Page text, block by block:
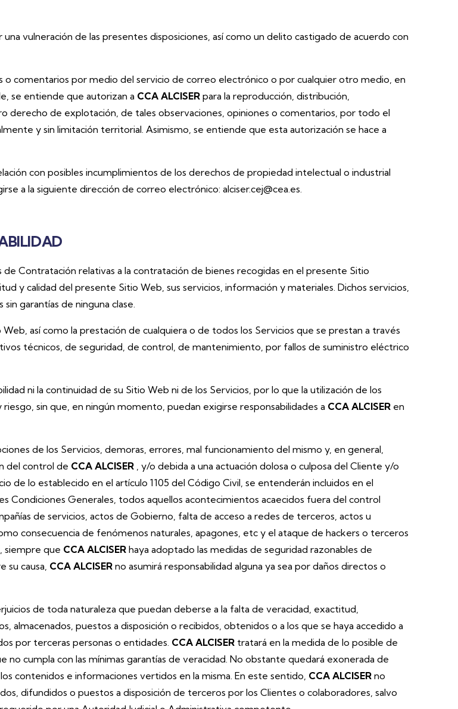
vulneración de las presentes disposiciones, así como un delito castigado de acuerdo con
o comentarios por medio del servicio de correo electrónico o por cualquier otro medio, en
se entiende que autorizan a CCA ALCISER para la reproducción, distribución,
derecho de explotación, de tales observaciones, opiniones o comentarios, por todo el
y sin limitación territorial. Asimismo, se entiende que esta autorización se hace a
con posibles incumplimientos de los derechos de propiedad intelectual o industrial
a la siguiente dirección de correo electrónico: alciser.cej@cea.es.
Contratación relativas a la contratación de bienes recogidas en el presente Sitio
y calidad del presente Sitio Web, sus servicios, información y materiales. Dichos servicios,
garantías de ninguna clase.
así como la prestación de cualquiera o de todos los Servicios que se prestan a través
técnicos, de seguridad, de control, de mantenimiento, por fallos de suministro eléctrico
ni la continuidad de su Sitio Web ni de los Servicios, por lo que la utilización de los
sin que, en ningún momento, puedan exigirse responsabilidades a CCA ALCISER en
de los Servicios, demoras, errores, mal funcionamiento del mismo y, en general,
del control de CCA ALCISER , y/o debida a una actuación dolosa o culposa del Cliente y/o
de lo establecido en el artículo 1105 del Código Civil, se entenderán incluidos en el
Condiciones Generales, todos aquellos acontecimientos acaecidos fuera del control
de servicios, actos de Gobierno, falta de acceso a redes de terceros, actos u
consecuencia de fenómenos naturales, apagones, etc y el ataque de hackers o terceros
siempre que CCA ALCISER haya adoptado las medidas de seguridad razonables de
su causa, CCA ALCISER no asumirá responsabilidad alguna ya sea por daños directos o
de toda naturaleza que puedan deberse a la falta de veracidad, exactitud,
almacenados, puestos a disposición o recibidos, obtenidos o a los que se haya accedido a
por terceras personas o entidades. CCA ALCISER tratará en la medida de lo posible de
no cumpla con las mínimas garantías de veracidad. No obstante quedará exonerada de
contenidos e informaciones vertidos en la misma. En este sentido, CCA ALCISER no
difundidos o puestos a disposición de terceros por los Clientes o colaboradores, salvo